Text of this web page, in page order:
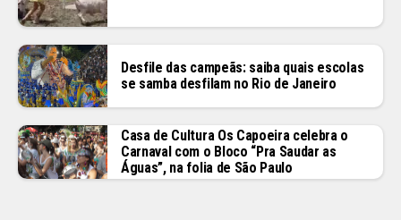
Desfile das campeãs: saiba quais escolas
se samba desfilam no Rio de Janeiro
Casa de Cultura Os Capoeira celebra o
Carnaval com o Bloco “Pra Saudar as
Águas”, na folia de São Paulo